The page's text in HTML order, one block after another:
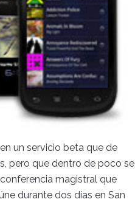
un servicio beta que de
pero que dentro de poco se
magistral que
durante dos días en San